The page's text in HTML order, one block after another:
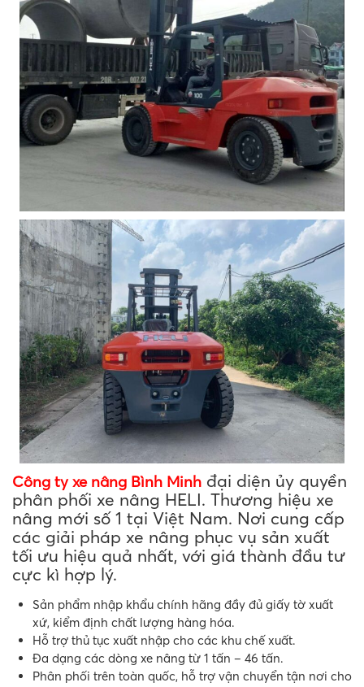
Công ty xe nâng Bình Minh đại diện ủy quyền
phân phối xe nâng HELI. Thương hiệu xe
nâng mới số 1 tại Việt Nam. Nơi cung cấp
các giải pháp xe nâng phục vụ sản xuất
tối ưu hiệu quả nhất, với giá thành đầu tư
cực kì hợp lý.
Sản phẩm nhập khẩu chính hãng đầy đủ giấy tờ xuất
xứ, kiểm định chất lượng hàng hóa.
Hỗ trợ thủ tục xuất nhập cho các khu chế xuất.
Đa dạng các dòng xe nâng từ 1 tấn – 46 tấn.
Phân phối trên toàn quốc, hỗ trợ vận chuyển tận nơi cho